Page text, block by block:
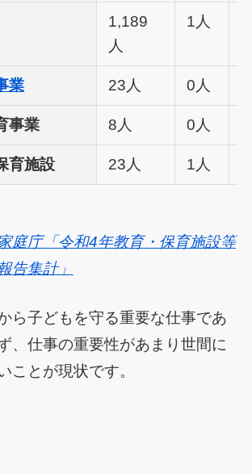
1,189
人
1人
業 23人 0人
事業 8人 0人
育施設 23人 1人
庭庁「令和4年教育・保育施設等
告集計」
ら子どもを守る重要な仕事であ
、仕事の重要性があまり世間に
ことが現状です。